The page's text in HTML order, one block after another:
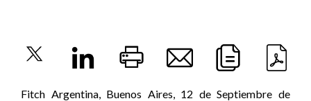
Fitch Argentina, Buenos Aires, 12 de Septiembre de